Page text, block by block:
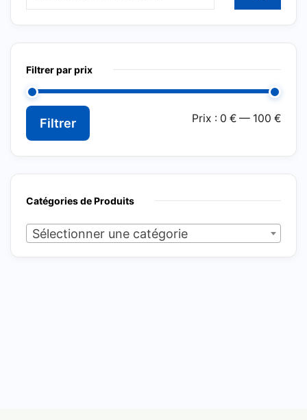
Filtrer par prix
Prix
Prix
Filtrer Prix : 0 € — 100 €
Catégories de Produits
Sélectionner une catégorie